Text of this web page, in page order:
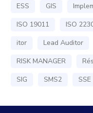
ESS
GIS
ISO 19011
ISO
itor
Lead Auditor
RISK MANAGER
SIG
SMS2 SSE